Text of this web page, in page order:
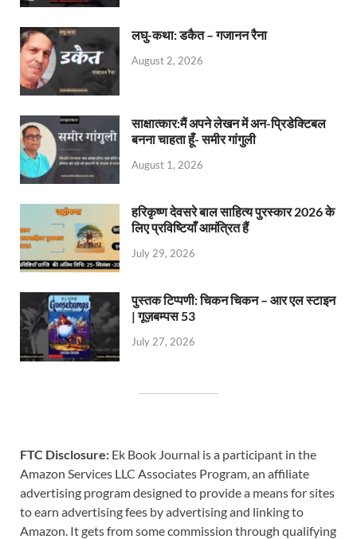
लघु-कथा: डकैत – गजानन रैना
August 2, 2026
साक्षात्कार:मैं अपने लेखन में अन-प्रिडेक्टिबल
बनना चाहता हूँ- समीर गांगुली
August 1, 2026
हरिकृष्ण देवसरे बाल साहित्य पुरस्कार 2026 के
लिए प्रविष्टियाँ आमंत्रित हैं
July 29, 2026
पुस्तक टिप्पणी: चिकन चिकन – आर एल स्टाइन
| गूज़बम्पस 53
July 27, 2026
FTC Disclosure: Ek Book Journal is a participant in the
Amazon Services LLC Associates Program, an affiliate
advertising program designed to provide a means for sites
to earn advertising fees by advertising and linking to
Amazon. It gets from some commission through qualifying